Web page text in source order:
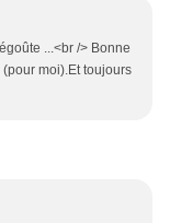
...<br /> Bonne
moi).Et toujours